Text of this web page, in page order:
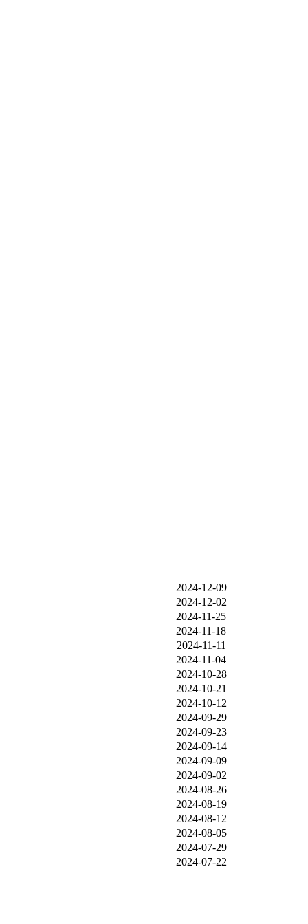
2024-12-09
2024-12-02
2024-11-25
2024-11-18
2024-11-11
2024-11-04
2024-10-28
2024-10-21
2024-10-12
2024-09-29
2024-09-23
2024-09-14
2024-09-09
2024-09-02
2024-08-26
2024-08-19
2024-08-12
2024-08-05
2024-07-29
2024-07-22